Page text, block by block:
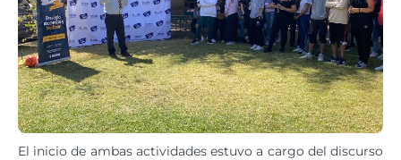
El inicio de ambas actividades estuvo a cargo del discurso